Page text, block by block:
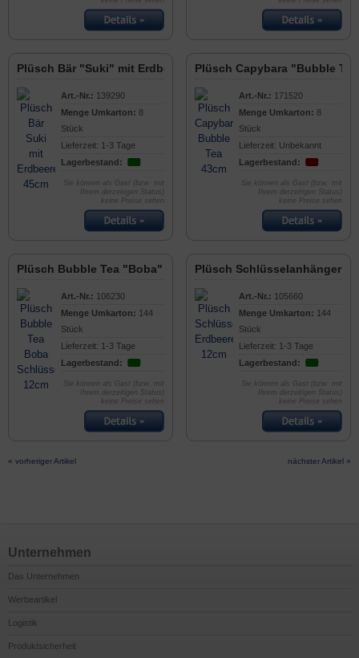
Plüsch Bär "Suki" mit Erdbeere, 45cm
Art.-Nr.: 139290
Menge Umkarton: 8
Stück
Lieferzeit: 1-3 Tage
Lagerbestand:
Sie können als Gast (bzw. mit
Ihrem derzeitigen Status)
keine Preise sehen
Plüsch Capybara "Bubble
Art.-Nr.: 171520
Menge Umkarton: 8
Stück
Lieferzeit: Unbekannt
Lagerbestand:
Sie können als Gast (bzw. mit
Ihrem derzeitigen Status)
keine Preise sehen
Plüsch Bubble Tea "Boba" Schlüsselanhänger 12cm
Art.-Nr.: 106230
Menge Umkarton: 144
Stück
Lieferzeit: 1-3 Tage
Lagerbestand:
Sie können als Gast (bzw. mit
Ihrem derzeitigen Status)
keine Preise sehen
Plüsch Schlüsselanhänger
Art.-Nr.: 105660
Menge Umkarton: 144
Stück
Lieferzeit: 1-3 Tage
Lagerbestand:
Sie können als Gast (bzw. mit
Ihrem derzeitigen Status)
keine Preise sehen
« vorheriger Artikel nächster Artikel »
Unternehmen
Das Unternehmen
Werbeartikel
Logistik
Produktsicherheit